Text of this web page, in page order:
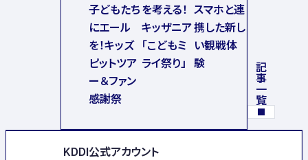
子どもたち
にエール
を！キッズ
ピットツア
ー＆ファン
感謝祭
を考える！
キッザニア
「こどもミ
ライ祭り」
スマホと連
携した新し
い観戦体
験
記事一覧
KDDI公式アカウント